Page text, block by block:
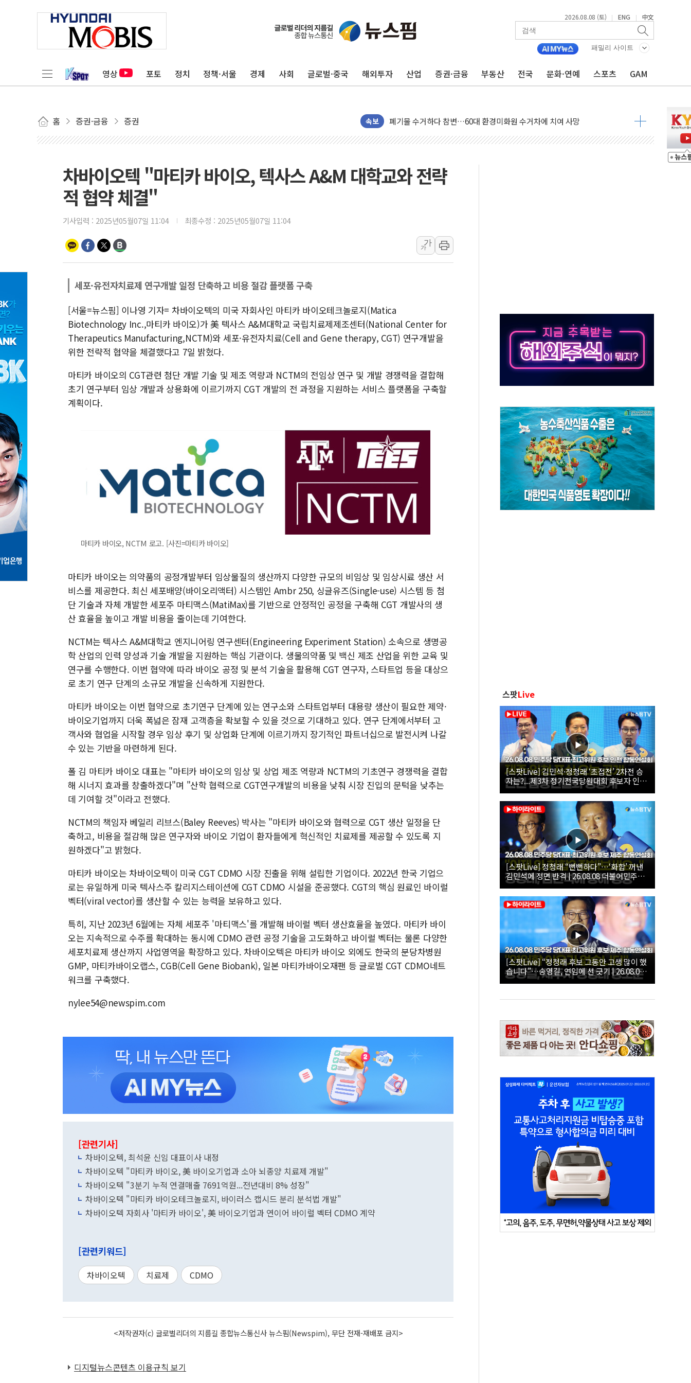
2026.08.08 (토) | ENG | 中文
패밀리 사이트
영상 포토 정치 정책·서울 경제 사회 글로벌·중국 해외투자 산업 증권·금융 부동산 전국 문화·연예 스포츠 GAM
홈 증권·금융 증권 속보
美, 이란전 출구전략 만지작…공습 한계·탄약 부족 현실화
강릉·동해·삼척 시간당 최대 50㎜ 폭우…강원 동해안 강한 비 어어져
서울 중랑구 주택가서 흉기 난동…60대 남성 2명 숨져
李대통령 "결혼 때문에 손해 보는 일 없게"…'결혼 페널티' 22개 과제 손본다
추미애, '위안부' 피해자 기림의 날 참석..."국제적 시민 연대로 목소리 내야"
인천 선재도 갯벌서 해루질 중 실종 60대 나흘만에 숨진 채 발견
동해중부 전 해상 풍랑주의보…10일까지 최대 3.5m 높은 물결
연일 폭염에 온열질환 사망 23명…정부, 비상대응기구 가동
동해시, 11~14일 '별똥별 멍' 운영…페르세우스 유성우 관측
강원 중·남부 동해안 시간당 50mm 이상 폭우…호우경보 발효
청양 밭에서 일하던 90대 숨져…온열질환 여부 조사
폭염에 車 운전면허 기능시험 오전 집중 편성…체감온도 38도 넘으면 중단
차바이오텍 "마티카 바이오, 텍사스 A&M 대학교와 전략
적 협약 체결"
기사입력 : 2025년05월07일 11:04 최종수정 : 2025년05월07일 11:04
가
가
세포·유전자치료제 연구개발 일정 단축하고 비용 절감 플랫폼 구축
[서울=뉴스핌] 이나영 기자= 차바이오텍의 미국 자회사인 마티카 바이오테크놀로지(Matica
Biotechnology Inc.,마티카 바이오)가 美 텍사스 A&M대학교 국립치료제제조센터(National Center for
Therapeutics Manufacturing,NCTM)와 세포·유전자치료(Cell and Gene therapy, CGT) 연구개발을
위한 전략적 협약을 체결했다고 7일 밝혔다.
마티카 바이오의 CGT관련 첨단 개발 기술 및 제조 역량과 NCTM의 전임상 연구 및 개발 경쟁력을 결합해
초기 연구부터 임상 개발과 상용화에 이르기까지 CGT 개발의 전 과정을 지원하는 서비스 플랫폼을 구축할
계획이다.
마티카 바이오, NCTM 로고. [사진=마티카 바이오]
마티카 바이오는 의약품의 공정개발부터 임상물질의 생산까지 다양한 규모의 비임상 및 임상시료 생산 서
비스를 제공한다. 최신 세포배양(바이오리액터) 시스템인 Ambr 250, 싱글유즈(Single-use) 시스템 등 첨
단 기술과 자체 개발한 세포주 마티맥스(MatiMax)를 기반으로 안정적인 공정을 구축해 CGT 개발사의 생
산 효율을 높이고 개발 비용을 줄이는데 기여한다.
NCTM는 텍사스 A&M대학교 엔지니어링 연구센터(Engineering Experiment Station) 소속으로 생명공
학 산업의 인력 양성과 기술 개발을 지원하는 핵심 기관이다. 생물의약품 및 백신 제조 산업을 위한 교육 및
연구를 수행한다. 이번 협약에 따라 바이오 공정 및 분석 기술을 활용해 CGT 연구자, 스타트업 등을 대상으
로 초기 연구 단계의 소규모 개발을 신속하게 지원한다.
마티카 바이오는 이번 협약으로 초기연구 단계에 있는 연구소와 스타트업부터 대용량 생산이 필요한 제약·
바이오기업까지 더욱 폭넓은 잠재 고객층을 확보할 수 있을 것으로 기대하고 있다. 연구 단계에서부터 고
객사와 협업을 시작할 경우 임상 후기 및 상업화 단계에 이르기까지 장기적인 파트너십으로 발전시켜 나갈
수 있는 기반을 마련하게 된다.
폴 김 마티카 바이오 대표는 "마티카 바이오의 임상 및 상업 제조 역량과 NCTM의 기초연구 경쟁력을 결합
해 시너지 효과를 창출하겠다"며 "산학 협력으로 CGT연구개발의 비용을 낮춰 시장 진입의 문턱을 낮추는
데 기여할 것"이라고 전했다.
NCTM의 책임자 베일리 리브스(Baley Reeves) 박사는 "마티카 바이오와 협력으로 CGT 생산 일정을 단
축하고, 비용을 절감해 많은 연구자와 바이오 기업이 환자들에게 혁신적인 치료제를 제공할 수 있도록 지
원하겠다"고 밝혔다.
마티카 바이오는 차바이오텍이 미국 CGT CDMO 시장 진출을 위해 설립한 기업이다. 2022년 한국 기업으
로는 유일하게 미국 텍사스주 칼리지스테이션에 CGT CDMO 시설을 준공했다. CGT의 핵심 원료인 바이럴
벡터(viral vector)를 생산할 수 있는 능력을 보유하고 있다.
특히, 지난 2023년 6월에는 자체 세포주 '마티맥스'를 개발해 바이럴 벡터 생산효율을 높였다. 마티카 바이
오는 지속적으로 수주를 확대하는 동시에 CDMO 관련 공정 기술을 고도화하고 바이럴 벡터는 물론 다양한
세포치료제 생산까지 사업영역을 확장하고 있다. 차바이오텍은 마티카 바이오 외에도 한국의 분당차병원
GMP, 마티카바이오랩스, CGB(Cell Gene Biobank), 일본 마티카바이오재팬 등 글로벌 CGT CDMO네트
워크를 구축했다.
nylee54@newspim.com
[관련기사]
차바이오텍, 최석윤 신임 대표이사 내정
차바이오텍 "마티카 바이오, 美 바이오기업과 소아 뇌종양 치료제 개발"
차바이오텍 "3분기 누적 연결매출 7691억원...전년대비 8% 성장"
차바이오텍 "마티카 바이오테크놀로지, 바이러스 캡시드 분리 분석법 개발"
차바이오텍 자회사 '마티카 바이오', 美 바이오기업과 연이어 바이럴 벡터 CDMO 계약
[관련키워드]
차바이오텍 치료제 CDMO
<저작권자(c) 글로벌리더의 지름길 종합뉴스통신사 뉴스핌(Newspim), 무단 전재-재배포 금지>
디지털뉴스콘텐츠 이용규칙 보기
스팟Live
[스팟Live] 김민석·정청래 ‘초접전’ 2차전 승
자는?...제3차 정기전국당원대회 후보자 인천
합동연설회 생중계 | 26.08.08
[스팟Live] 정청래 “뻔뻔하다”…‘화합’ 꺼낸
김민석에 정면 반격 | 26.08.08 더불어민주당
당대표·최고위원 후보 제주 합동연설회
[스팟Live] “정청래 후보 그동안 고생 많이 했
습니다”…송영길, 연임에 선 긋기 | 26.08.08
더불어민주당 당대표·최고위원 후보 제주 합